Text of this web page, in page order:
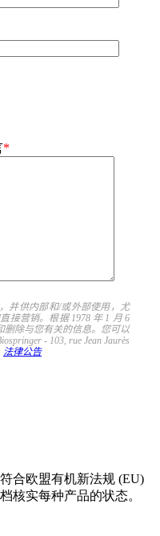
*
并供内部和/或外部使用，尤
接营销。根据 1978 年 1 月 6
删除与您有关的信息。您可以
- 103, rue Jean Jaurès
法律公告
合欧盟有机新法规 (EU)
核实每种产品的状态。